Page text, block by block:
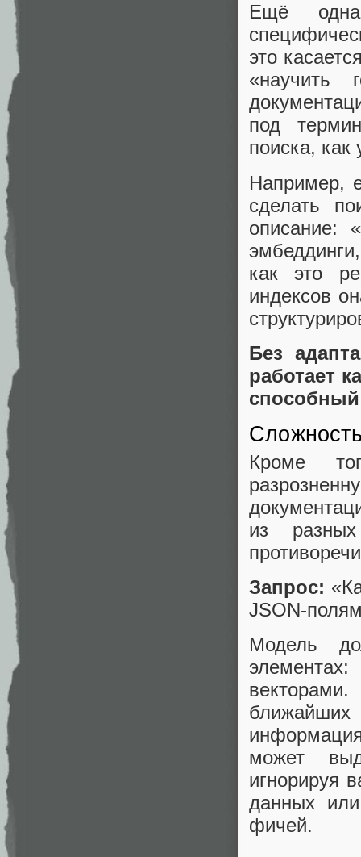
Ещё одна
это
«научить
под
поиска, как
Например,
сделать
описание:
как это
индексов
Без
работает
Кроме
из
Запрос:
JSON-
Модель
ближайших
может
игнорируя
данных
фичей.